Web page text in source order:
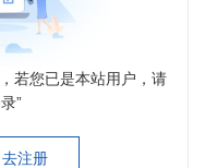
若您已是本站用户，请
”
去注册